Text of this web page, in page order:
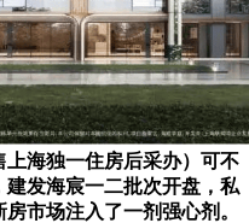
海独一住房后采办）可不
发海宸一二批次开盘，私
市场注入了一剂强心剂。